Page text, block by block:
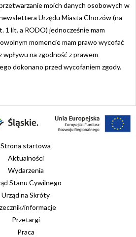
moich danych osobowych w
Urzędu Miasta Chorzów (na
1 lit. a RODO) jednocześnie mam
momencie mam prawo wycofać
wpływu na zgodność z prawem
dokonano przed wycofaniem zgody.
Strona startowa
Aktualności
Wydarzenia
Stanu Cywilnego
Urząd na Skróty
informacje
Przetargi
Praca